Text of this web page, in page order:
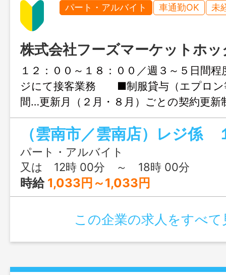
パート・アルバイト 車通勤OK 未
株式会社フーズマーケットホッ
１２：００～１８：００／週３～５日間
ジにて接客業務 ■制服貸与（エプロ
間…更新月（２月・８月）ごとの契約更
イムへの転換可／正規登用制度あり） ■
齢者 年齢・性別問わず活躍されてい
ご相談お待ちしております！ 【業務の
換】本人希望・人員状況・適性等により
部門業務へ変更・配置換えとなる場合あ
は…レジ・青果・鮮魚・精肉・フロア・事
パート・アルバイト
又は 12時 00分 ～ 18時 00分
時給 1,033円～1,033円
この企業の求人をすべて